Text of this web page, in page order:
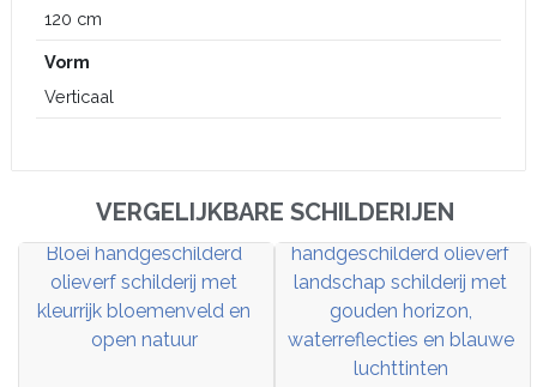
120 cm
Vorm
Verticaal
VERGELIJKBARE SCHILDERIJEN